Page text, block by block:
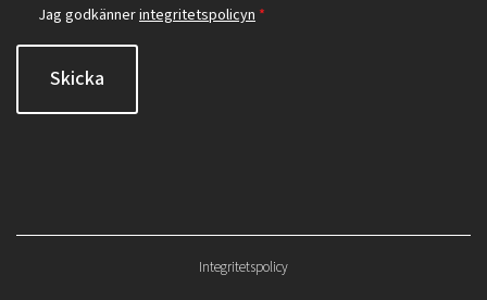
Jag godkännerintegritetspolicyn *
Skicka
Integritetspolicy